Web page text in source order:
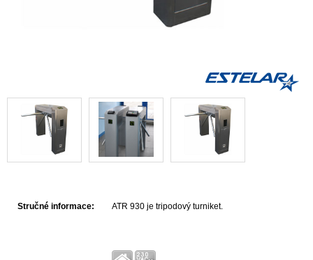
Stručné informace: ATR 930 je tripodový turniket.